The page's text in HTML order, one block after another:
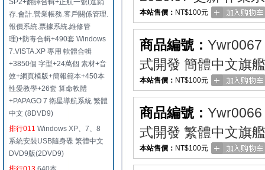
SP2+翻譯合輯+正航一號(進銷
存.會計.營業帳務.客戶關係管理.
報價系統.票據系統.維修管
理)+防毒合輯+490套 Windows
7.VISTA.XP 專用 軟體合輯
+3850個 字型+24萬個 素材+音
效+網頁模版+簡報範本+450本
性愛教學+26套 算命軟體
+PAPAGO 7 衛星導航系統 繁體
中文 (8DVD9)
排行011 Windows XP、7、8
系統安裝USB隨身碟 繁體中文
DVD9版(2DVD9)
本站售價： NT$100元
商品編號： Ywr0067
式開發 簡體中文旗
本站售價： NT$100元
商品編號： Ywr0066
式開發 繁體中文旗
本站售價： NT$100元